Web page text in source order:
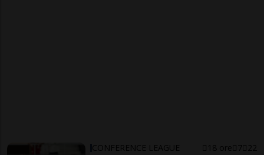
CONFERENCE LEAGUE 18 ore 7 22